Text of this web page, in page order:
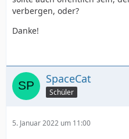
verbergen, oder?
Danke!
SpaceCat
Schüler
5. Januar 2022 um 11:00